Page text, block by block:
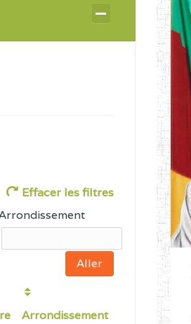
Effacer les filtres
Arrondissement